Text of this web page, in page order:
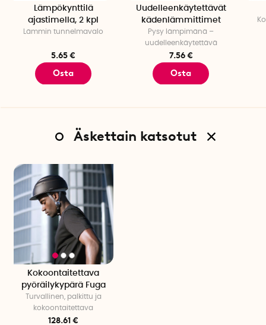
Lämpökynttilä
ajastimella, 2 kpl
Lämmin tunnelmavalo
5.65 €
Osta
Uudelleenkäytettävät
kädenlämmittimet
Pysy lämpimänä –
uudelleenkäytettävä
7.56 €
Osta
Äskettain katsotut
Kokoontaitettava
pyöräilykypärä Fuga
Turvallinen, palkittu ja
kokoontaitettava
128.61 €